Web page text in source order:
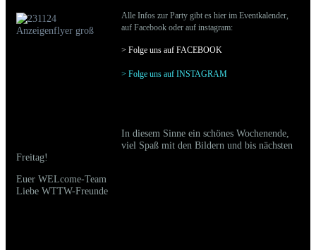
Alle Infos zur Party gibt es hier im Eventkalender,
auf Facebook oder auf instagram:
> Folge uns auf FACEBOOK
> Folge uns auf INSTAGRAM
In diesem Sinne ein schönes Wochenende,
viel Spaß mit den Bildern und bis nächsten
Freitag!
Euer WELcome-Team
Liebe WTTW-Freunde